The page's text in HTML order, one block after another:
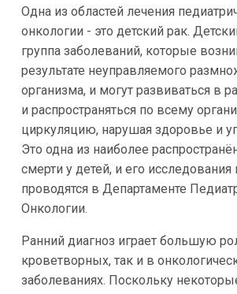
Одна из областей лечения
онкологии - это детский рак.
группа заболеваний, которые
результате неуправляемого
организма, и могут развиваться в
и распространяться по всему
циркуляцию, нарушая здоровье и
Это одна из наиболее
смерти у детей, и его исследования
проводятся в Департаменте
Онкологии.
Ранний диагноз играет большую
кроветворных, так и в
заболеваниях. Поскольку